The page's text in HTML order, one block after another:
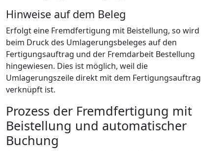
Hinweise auf dem Beleg
Erfolgt eine Fremdfertigung mit Beistellung, so wird
beim Druck des Umlagerungsbeleges auf den
Fertigungsauftrag und der Fremdarbeit Bestellung
hingewiesen. Dies ist möglich, weil die
Umlagerungszeile direkt mit dem Fertigungsauftrag
verknüpft ist.
Prozess der Fremdfertigung mit
Beistellung und automatischer
Buchung